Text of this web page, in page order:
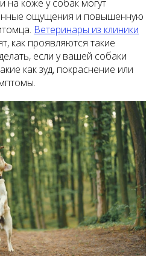
на коже у собак могут
ощущения и повышенную
Ветеринары из клиники
как проявляются такие
если у вашей собаки
как зуд, покраснение или